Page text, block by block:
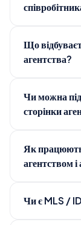
Що
агентства?
Чи можна
сторінки
Як працюють
агентством
Чи є MLS /